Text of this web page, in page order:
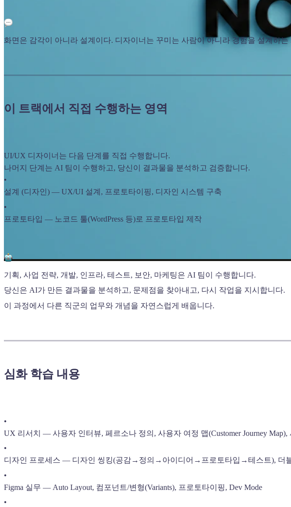
화면은 감각이 아니라 설계이다. 디자이너는 꾸미는 사람이 아니라 경험을 설계하는
이 트랙에서 직접 수행하는 영역
UI/UX 디자이너는 다음 단계를 직접 수행합니다.
나머지 단계는 AI 팀이 수행하고, 당신이 결과물을 분석하고 검증합니다.
•
설계 (디자인) — UX/UI 설계, 프로토타이핑, 디자인 시스템 구축
•
프로토타입 — 노코드 툴(WordPress 등)로 프로토타입 제작
기획, 사업 전략, 개발, 인프라, 테스트, 보안, 마케팅은 AI 팀이 수행합니다.
당신은 AI가 만든 결과물을 분석하고, 문제점을 찾아내고, 다시 작업을 지시합니다.
이 과정에서 다른 직군의 업무와 개념을 자연스럽게 배웁니다.
심화 학습 내용
•
UX 리서치 — 사용자 인터뷰, 페르소나 정의, 사용자 여정 맵(Customer Journey
•
디자인 프로세스 — 디자인 씽킹(공감→정의→아이디어→프로토타입→테스트), 더
•
Figma 실무 — Auto Layout, 컴포넌트/변형(Variants), 프로토타이핑, Dev Mode
•